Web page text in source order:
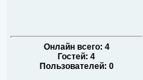
Онлайн всего: 4
Гостей: 4
Пользователей: 0